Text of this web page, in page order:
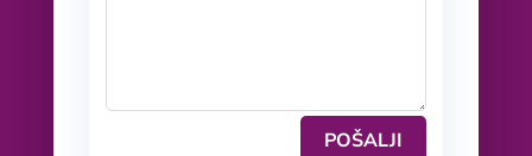
POŠALJI